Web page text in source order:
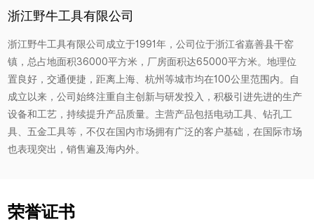
浙江野牛工具有限公司
浙江野牛工具有限公司成立于1991年，公司位于浙江省嘉善县干窑
镇，总占地面积36000平方米，厂房面积达65000平方米。地理位
置良好，交通便捷，距离上海、杭州等城市均在100公里范围内。自
成立以来，公司始终注重自主创新与研发投入，积极引进先进的生产
设备和工艺，持续提升产品质量。主营产品包括电动工具、钻孔工
具、五金工具等，不仅在国内市场拥有广泛的客户基础，在国际市场
也表现突出，销售遍及海内外。
荣誉证书